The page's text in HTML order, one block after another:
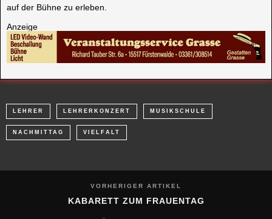
auf der Bühne zu erleben.
Anzeige
LEHRER LEHRERKONZERT MUSIKSCHULE
NÄCHSTER ARTIKEL
WAS FÜR EINE FREUDE!